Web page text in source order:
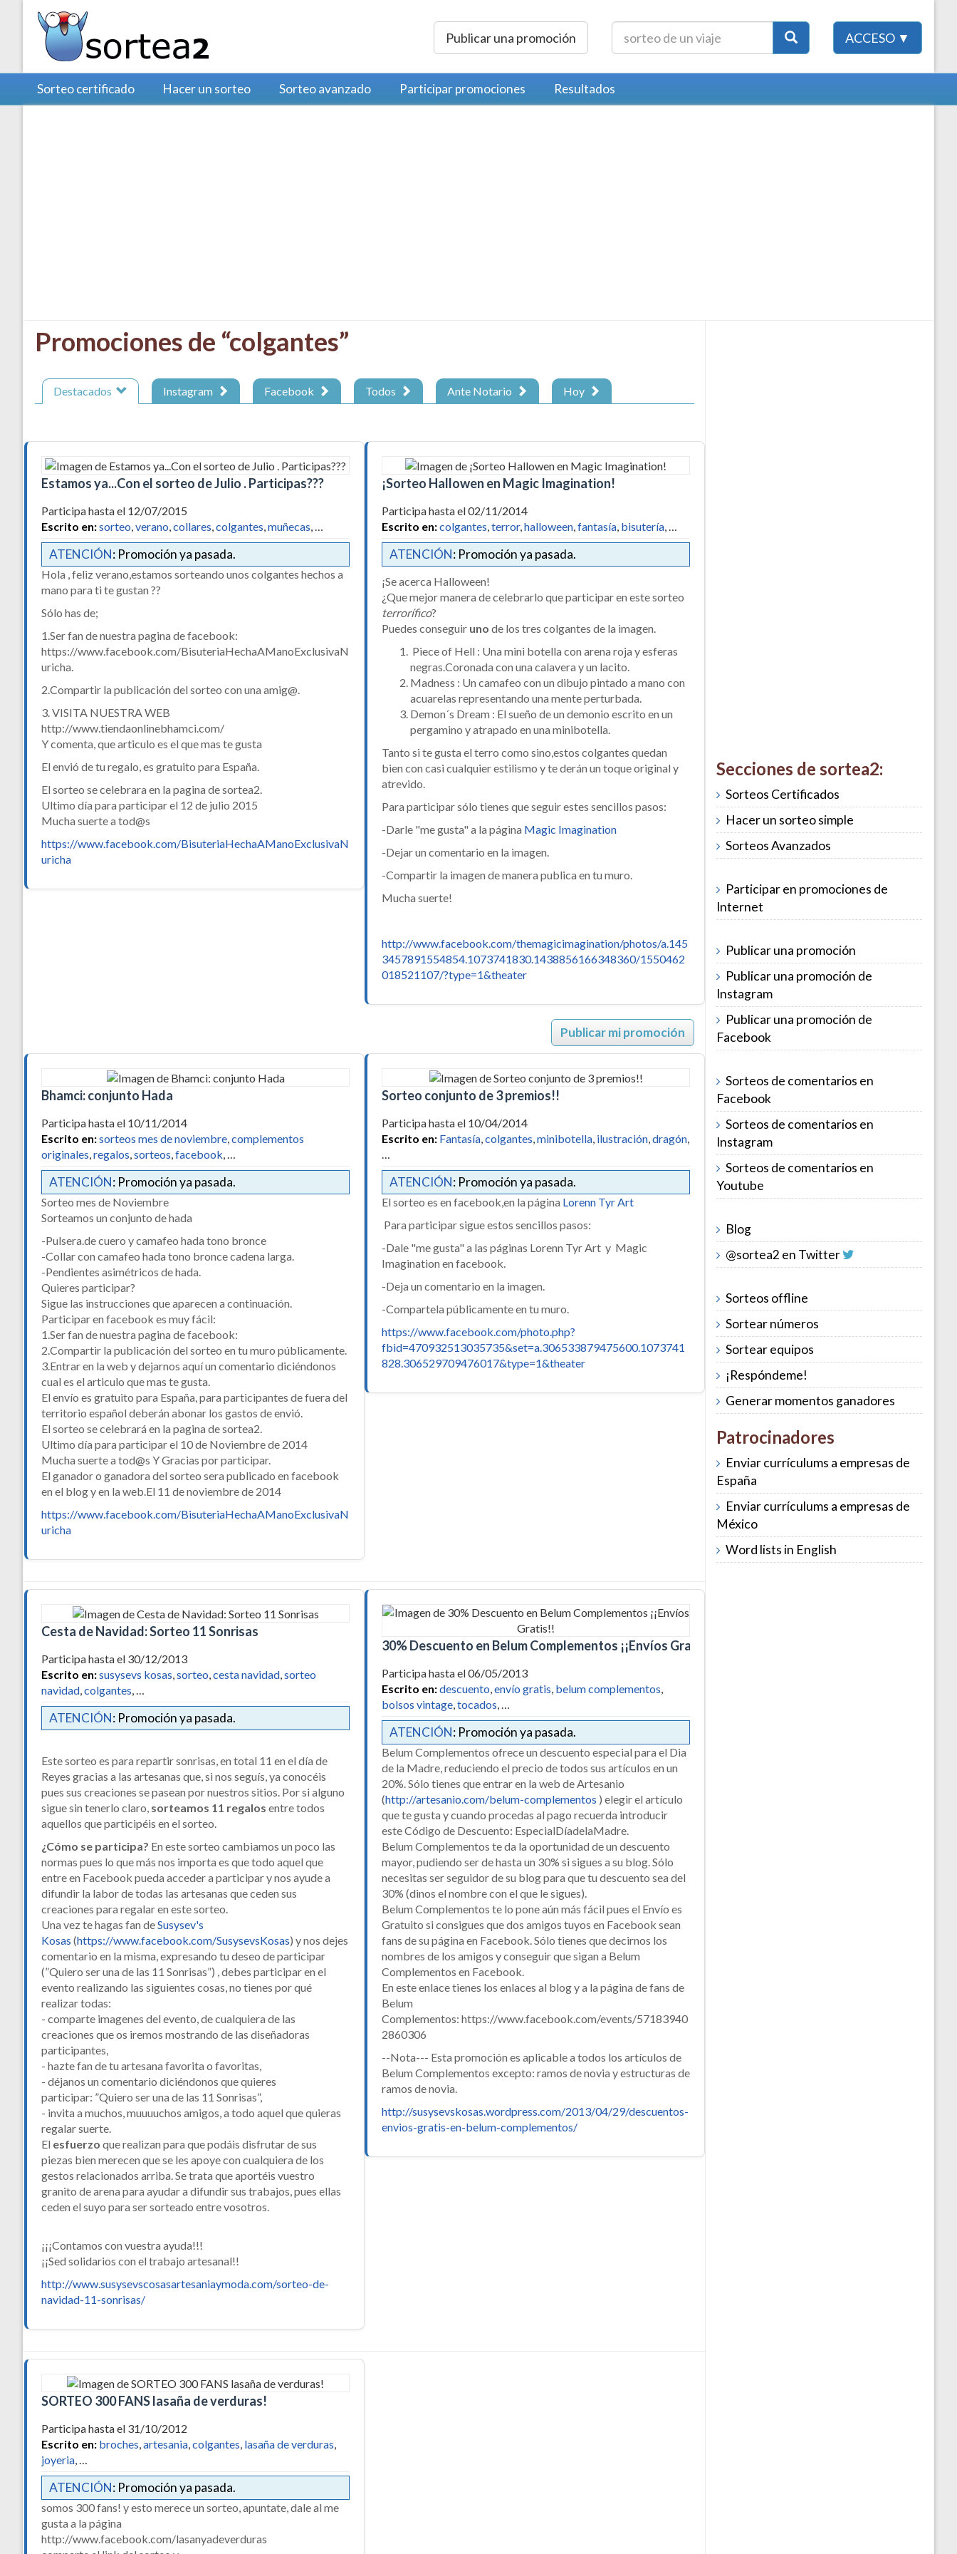
Publicar una promoción ACCESO ▼
Sorteo certificado Hacer un sorteo Sorteo avanzado Participar promociones Resultados
Promociones de “colgantes”
Destacados Instagram Facebook Todos Ante Notario Hoy
Estamos ya...Con el sorteo de Julio . Participas???
Participa hasta el 12/07/2015
Escrito en:sorteo,verano,collares,colgantes,muñecas, …
ATENCIÓN: Promoción ya pasada.
Hola , feliz verano,estamos sorteando unos colgantes hechos a
mano para ti te gustan ??
Sólo has de;
1.Ser fan de nuestra pagina de facebook:
https://www.facebook.com/BisuteriaHechaAManoExclusivaN
uricha.
2.Compartir la publicación del sorteo con una amig@.
3. VISITA NUESTRA WEB
http://www.tiendaonlinebhamci.com/
Y comenta, que articulo es el que mas te gusta
El envió de tu regalo, es gratuito para España.
El sorteo se celebrara en la pagina de sortea2.
Ultimo día para participar el 12 de julio 2015
Mucha suerte a tod@s
https://www.facebook.com/BisuteriaHechaAManoExclusivaN
uricha
¡Sorteo Hallowen en Magic Imagination!
Participa hasta el 02/11/2014
Escrito en:colgantes,terror,halloween,fantasía, bisutería, …
ATENCIÓN: Promoción ya pasada.
¡Se acerca Halloween!
¿Que mejor manera de celebrarlo que participar en este sorteo
terrorífico?
Puedes conseguir uno de los tres colgantes de la imagen.
Piece of Hell : Una mini botella con arena roja y esferas
negras.Coronada con una calavera y un lacito.
Madness : Un camafeo con un dibujo pintado a mano con
acuarelas representando una mente perturbada.
Demon´s Dream : El sueño de un demonio escrito en un
pergamino y atrapado en una minibotella.
Tanto si te gusta el terro como sino,estos colgantes quedan
bien con casi cualquier estilismo y te derán un toque original y
atrevido.
Para participar sólo tienes que seguir estes sencillos pasos:
-Darle "me gusta" a la página Magic Imagination
-Dejar un comentario en la imagen.
-Compartir la imagen de manera publica en tu muro.
Mucha suerte!
http://www.facebook.com/themagicimagination/photos/a.145
3457891554854.1073741830.1438856166348360/1550462
018521107/?type=1&theater
Publicar mi promoción
Bhamci: conjunto Hada
Participa hasta el 10/11/2014
Escrito en:sorteos mes de noviembre,complementos
originales,regalos,sorteos,facebook, …
ATENCIÓN: Promoción ya pasada.
Sorteo mes de Noviembre
Sorteamos un conjunto de hada
-Pulsera.de cuero y camafeo hada tono bronce
-Collar con camafeo hada tono bronce cadena larga.
-Pendientes asimétricos de hada.
Quieres participar?
Sigue las instrucciones que aparecen a continuación.
Participar en facebook es muy fácil:
1.Ser fan de nuestra pagina de facebook:
2.Compartir la publicación del sorteo en tu muro públicamente.
3.Entrar en la web y dejarnos aquí un comentario diciéndonos
cual es el articulo que mas te gusta.
El envío es gratuito para España, para participantes de fuera del
territorio español deberán abonar los gastos de envió.
El sorteo se celebrará en la pagina de sortea2.
Ultimo día para participar el 10 de Noviembre de 2014
Mucha suerte a tod@s Y Gracias por participar.
El ganador o ganadora del sorteo sera publicado en facebook
en el blog y en la web.El 11 de noviembre de 2014
https://www.facebook.com/BisuteriaHechaAManoExclusivaN
uricha
Sorteo conjunto de 3 premios!!
Participa hasta el 10/04/2014
Escrito en: Fantasía,colgantes,minibotella, ilustración,dragón,
…
ATENCIÓN: Promoción ya pasada.
El sorteo es en facebook,en la página Lorenn Tyr Art
Para participar sigue estos sencillos pasos:
-Dale "me gusta" a las páginas Lorenn Tyr Art y Magic
Imagination en facebook.
-Deja un comentario en la imagen.
-Compartela públicamente en tu muro.
https://www.facebook.com/photo.php?
fbid=470932513035735&set=a.306533879475600.1073741
828.306529709476017&type=1&theater
Cesta de Navidad: Sorteo 11 Sonrisas
Participa hasta el 30/12/2013
Escrito en:susysevs kosas,sorteo,cesta navidad,sorteo
navidad,colgantes, …
ATENCIÓN: Promoción ya pasada.
Este sorteo es para repartir sonrisas, en total 11 en el día de
Reyes gracias a las artesanas que, si nos seguís, ya conocéis
pues sus creaciones se pasean por nuestros sitios. Por si alguno
sigue sin tenerlo claro, sorteamos 11 regalos entre todos
aquellos que participéis en el sorteo.
¿Cómo se participa? En este sorteo cambiamos un poco las
normas pues lo que más nos importa es que todo aquel que
entre en Facebook pueda acceder a participar y nos ayude a
difundir la labor de todas las artesanas que ceden sus
creaciones para regalar en este sorteo.
Una vez te hagas fan deSusysev's
Kosas (https://www.facebook.com/SusysevsKosas) y nos dejes
comentario en la misma, expresando tu deseo de participar
(”Quiero ser una de las 11 Sonrisas”) , debes participar en el
evento realizando las siguientes cosas, no tienes por qué
realizar todas:
- comparte imagenes del evento, de cualquiera de las
creaciones que os iremos mostrando de las diseñadoras
participantes,
- hazte fan de tu artesana favorita o favoritas,
- déjanos un comentario diciéndonos que quieres
participar: ”Quiero ser una de las 11 Sonrisas”,
- invita a muchos, muuuuchos amigos, a todo aquel que quieras
regalar suerte.
El esfuerzo que realizan para que podáis disfrutar de sus
piezas bien merecen que se les apoye con cualquiera de los
gestos relacionados arriba. Se trata que aportéis vuestro
granito de arena para ayudar a difundir sus trabajos, pues ellas
ceden el suyo para ser sorteado entre vosotros.
¡¡¡Contamos con vuestra ayuda!!!
¡¡Sed solidarios con el trabajo artesanal!!
http://www.susysevscosasartesaniaymoda.com/sorteo-de-
navidad-11-sonrisas/
30% Descuento en Belum Complementos ¡¡Envíos Gratis!!
Participa hasta el 06/05/2013
Escrito en:descuento,envío gratis, belum complementos,
bolsos vintage,tocados, …
ATENCIÓN: Promoción ya pasada.
Belum Complementos ofrece un descuento especial para el Dia
de la Madre, reduciendo el precio de todos sus artículos en un
20%. Sólo tienes que entrar en la web de Artesanio
(http://artesanio.com/belum-complementos ) elegir el artículo
que te gusta y cuando procedas al pago recuerda introducir
este Código de Descuento: EspecialDíadelaMadre.
Belum Complementos te da la oportunidad de un descuento
mayor, pudiendo ser de hasta un 30% si sigues a su blog. Sólo
necesitas ser seguidor de su blog para que tu descuento sea del
30% (dinos el nombre con el que le sigues).
Belum Complementos te lo pone aún más fácil pues el Envío es
Gratuito si consigues que dos amigos tuyos en Facebook sean
fans de su página en Facebook. Sólo tienes que decirnos los
nombres de los amigos y conseguir que sigan a Belum
Complementos en Facebook.
En este enlace tienes los enlaces al blog y a la página de fans de
Belum
Complementos: https://www.facebook.com/events/57183940
2860306
--Nota--- Esta promoción es aplicable a todos los artículos de
Belum Complementos excepto: ramos de novia y estructuras de
ramos de novia.
http://susysevskosas.wordpress.com/2013/04/29/descuentos-
envios-gratis-en-belum-complementos/
SORTEO 300 FANS lasaña de verduras!
Participa hasta el 31/10/2012
Escrito en: broches,artesania,colgantes, lasaña de verduras,
joyeria, …
ATENCIÓN: Promoción ya pasada.
somos 300 fans! y esto merece un sorteo, apuntate, dale al me
gusta a la página
http://www.facebook.com/lasanyadeverduras
Secciones de sortea2:
Sorteos Certificados
Hacer un sorteo simple
Sorteos Avanzados
Participar en promociones de
Internet
Publicar una promoción
Publicar una promoción de
Instagram
Publicar una promoción de
Facebook
Sorteos de comentarios en
Facebook
Sorteos de comentarios en
Instagram
Sorteos de comentarios en
Youtube
Blog
@sortea2 en Twitter
Sorteos offline
Sortear números
Sortear equipos
¡Respóndeme!
Generar momentos ganadores
Patrocinadores
Enviar currículums a empresas de
España
Enviar currículums a empresas de
México
Word lists in English